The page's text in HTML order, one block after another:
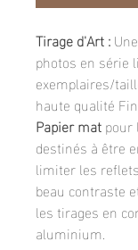
Tirage d'Art :
photos en série
exemplaires/
haute qualité
Papier mat
destinés à être
limiter les
beau contraste
les tirages en
aluminium.